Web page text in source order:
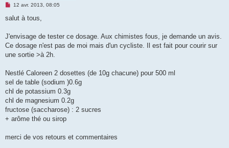
M
s
g
n
o
u
12 avr. 2013, 08:05
salut à tous,
J'envisage de tester ce dosage. Aux chimistes fous, je demande un avis.
Ce dosage n'est pas de moi mais d'un cycliste. Il est fait pour courir sur
une sortie >à 2h.
Nestlé Caloreen 2 dosettes (de 10g chacune) pour 500 ml
sel de table (sodium )0.6g
chl de potassium 0.3g
chl de magnesium 0.2g
fructose (saccharose) : 2 sucres
+ arôme thé ou sirop
merci de vos retours et commentaires